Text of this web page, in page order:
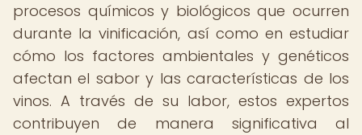
procesos químicos y biológicos que ocurren
durante la vinificación, así como en estudiar
cómo los factores ambientales y genéticos
afectan el sabor y las características de los
vinos. A través de su labor, estos expertos
contribuyen de manera significativa al